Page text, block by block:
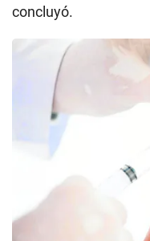
concluyó.